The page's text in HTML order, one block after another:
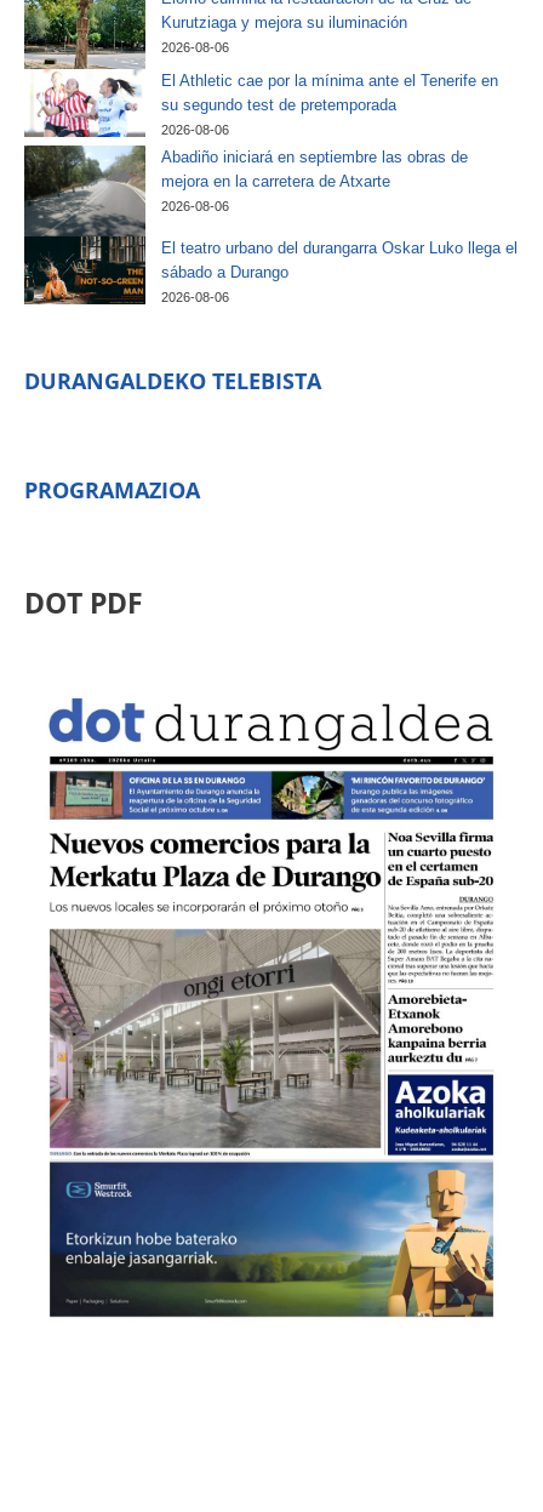
Kurutziaga y mejora su iluminación
2026-08-06
El Athletic cae por la mínima ante el Tenerife en
su segundo test de pretemporada
2026-08-06
Abadiño iniciará en septiembre las obras de
mejora en la carretera de Atxarte
2026-08-06
El teatro urbano del durangarra Oskar Luko llega el
sábado a Durango
2026-08-06
DURANGALDEKO TELEBISTA
PROGRAMAZIOA
DOT PDF